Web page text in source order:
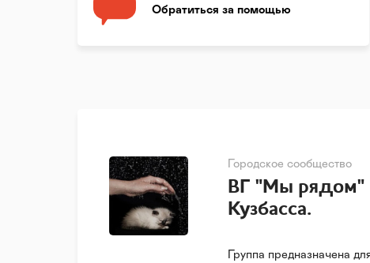
Обратиться за помощью
Городское сообщество
ВГ "Мы
Кузбасса.
Группа предназначена